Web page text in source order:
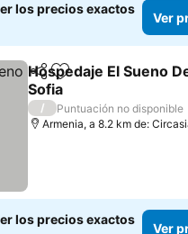
los precios exactos
Ver
CompartirAgregar a
Hospedaje El Sueno
Sofia
Ver precios
/
Puntuación no disponible
Armenia, a 8.2 km de:
los precios exactos
Ver